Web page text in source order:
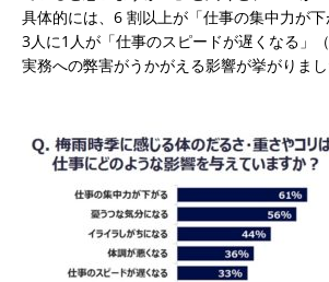
具体的には、6 割以上が「仕事の集中力が
3人に1人が「仕事のスピードが遅くなる」（
実務への弊害がうかがえる影響が挙がりまし